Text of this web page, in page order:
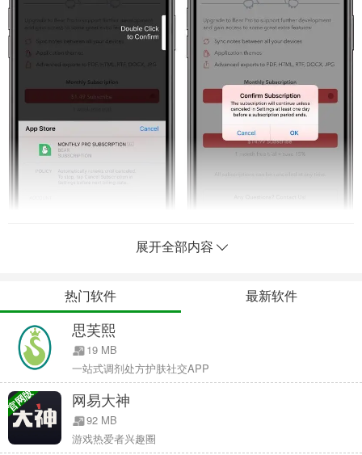
App Store 订阅已经存在了相当长一段时间，但意外订阅一直是用户
们抱怨的问题，尤其早前缺少足够的确认步骤，包括防误操作手段。
相信不少用户尤其是带 Home 键机型使用期间，因为不小心按到 App
订阅项想要退出，结果习惯性按 Home 键企图退出时却通过了 Touch
ID 验证，这样本不想订阅结果却“被订阅”的事发生。再加上 App
Store 的退款制度已经变得相对严格和谨慎，苹果不一定会支持你的
订阅退款，所以经常只能自己认栽。
展开全部内容
热门软件 最新软件
思芙熙
19 MB
一站式调剂处方护肤社交APP
官网版 网易大神
92 MB
游戏热爱者兴趣圈